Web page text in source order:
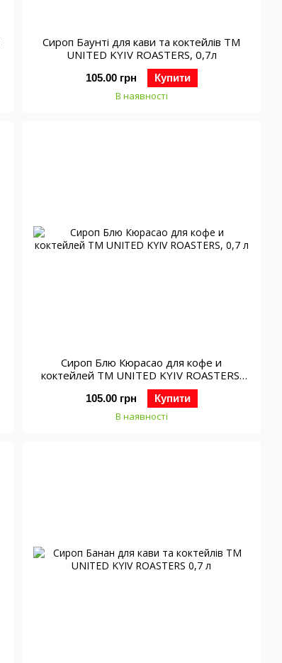
Сироп Баунті для кави та коктейлів ТМ
UNITED KYIV ROASTERS, 0,7л
105.00 грн Купити
В наявності
Сироп Блю Кюрасао для кофе и
коктейлей ТМ UNITED KYIV ROASTERS,
0,7 л
105.00 грн Купити
В наявності